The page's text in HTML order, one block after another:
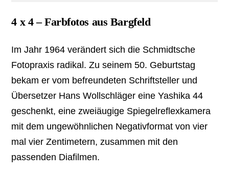
4 x 4 – Farbfotos aus Bargfeld
Im Jahr 1964 verändert sich die Schmidtsche
Fotopraxis radikal. Zu seinem 50. Geburtstag
bekam er vom befreundeten Schriftsteller und
Übersetzer Hans Wollschläger eine Yashika 44
geschenkt, eine zweiäugige Spiegelreflexkamera
mit dem ungewöhnlichen Negativformat von vier
mal vier Zentimetern, zusammen mit den
passenden Diafilmen.